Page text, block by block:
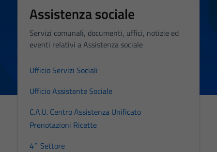
Assistenza sociale
Servizi comunali, documenti, uffici, notizie ed
eventi relativi a Assistenza sociale
Ufficio Servizi Sociali
Ufficio Assistente Sociale
C.A.U. Centro Assistenza Unificato
Prenotazioni Ricette
4° Settore